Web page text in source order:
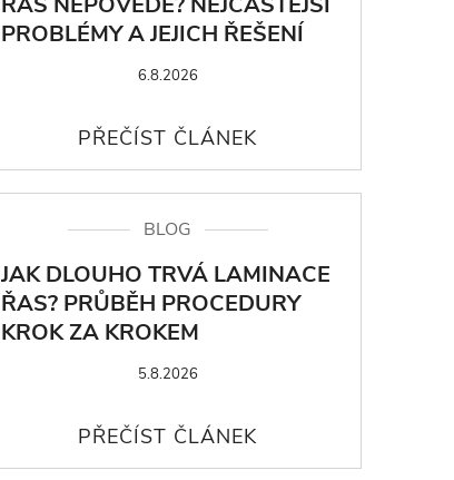
PROBLÉMY A JEJICH ŘEŠENÍ
6.8.2026
BLOG
JAK DLOUHO TRVÁ LAMINACE
ŘAS? PRŮBĚH PROCEDURY
KROK ZA KROKEM
5.8.2026